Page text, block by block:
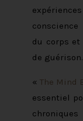
du corps et
de guérison.
« The Mind
essentiel